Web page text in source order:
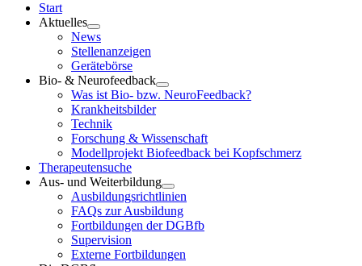
Start
Aktuelles
News
Stellenanzeigen
Gerätebörse
Bio- & Neurofeedback
Was ist Bio- bzw. NeuroFeedback?
Krankheitsbilder
Technik
Forschung & Wissenschaft
Modellprojekt Biofeedback bei Kopfschmerz
Therapeutensuche
Aus- und Weiterbildung
Ausbildungsrichtlinien
FAQs zur Ausbildung
Fortbildungen der DGBfb
Supervision
Externe Fortbildungen